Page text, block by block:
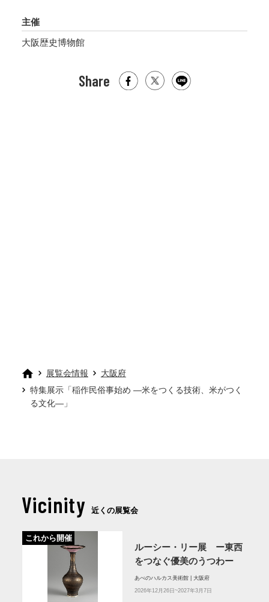
主催
大阪歴史博物館
Share
展覧会情報
大阪府
特集展示「稲作民俗事始め ―米をつくる技術、米がつく
る文化―」
Vicinity 近くの展覧会
これから開催
ルーシー・リー展 ー東西
をつなぐ優美のうつわー
あべのハルカス美術館 | 大阪府
2026年12月26日~2027年3月7日